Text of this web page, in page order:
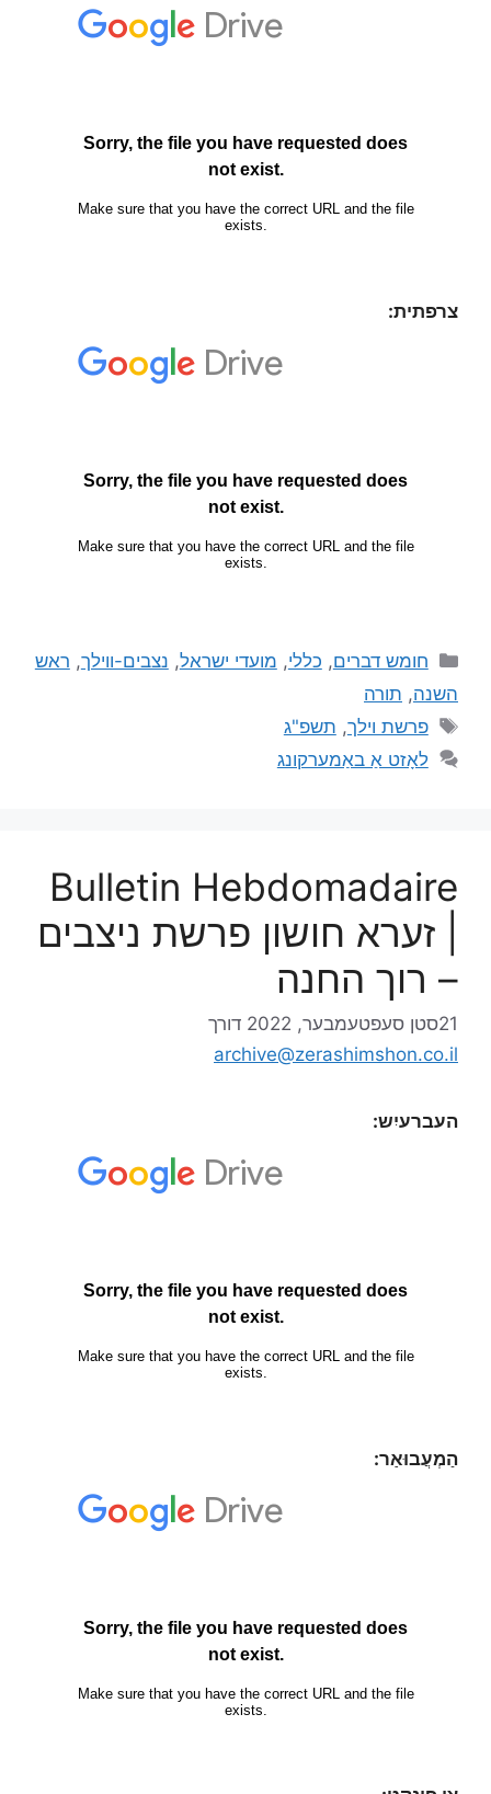
צרפתית:
חומש דברים, כללי, מועדי ישראל, נצבים-ווילך, ראש
השנה, תורה
פרשת וילך, תשפ"ג
לאָזט אַ באַמערקונג
Bulletin Hebdomadaire
| זערא חושון פרשת ניצבים
– רוך החנה
21סטן סעפטעמבער, 2022
דורך
archive@zerashimshon.co.il
העברעיִש:
הַמְעֲבוּאַר: